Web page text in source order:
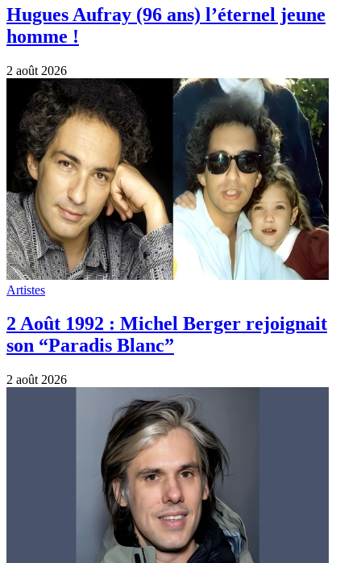
Hugues Aufray (96 ans) l’éternel jeune
homme !
2 août 2026
Artistes
2 Août 1992 : Michel Berger rejoignait
son “Paradis Blanc”
2 août 2026